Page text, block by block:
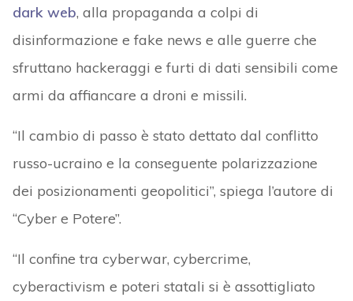
dark web, alla propaganda a colpi di
disinformazione e fake news e alle guerre che
sfruttano hackeraggi e furti di dati sensibili come
armi da affiancare a droni e missili.
“Il cambio di passo è stato dettato dal conflitto
russo-ucraino e la conseguente polarizzazione
dei posizionamenti geopolitici”, spiega l’autore di
“Cyber e Potere”.
“Il confine tra cyberwar, cybercrime,
cyberactivism e poteri statali si è assottigliato